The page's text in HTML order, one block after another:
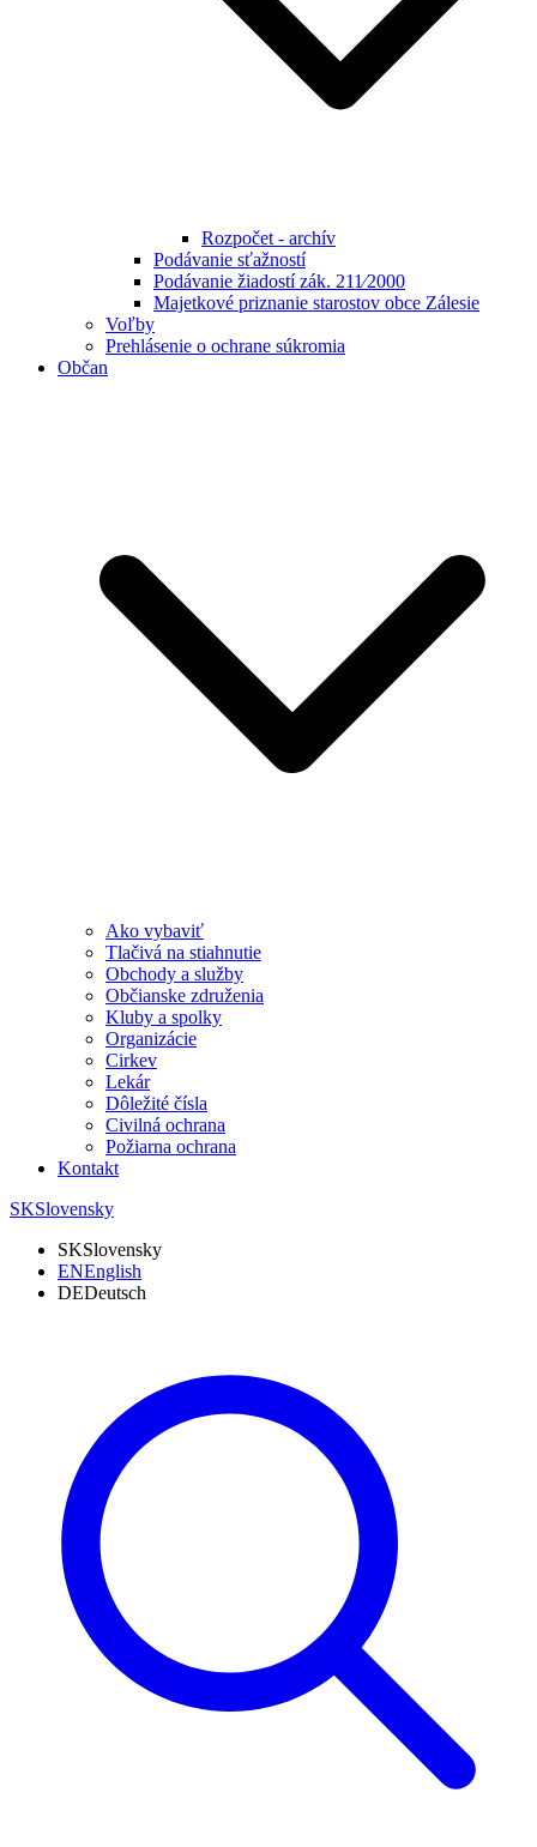
Rozpočet - archív
Podávanie sťažností
Podávanie žiadostí zák. 211⁄2000
Majetkové priznanie starostov obce Zálesie
Voľby
Prehlásenie o ochrane súkromia
Občan
Ako vybaviť
Tlačivá na stiahnutie
Obchody a služby
Občianske združenia
Kluby a spolky
Organizácie
Cirkev
Lekár
Dôležité čísla
Civilná ochrana
Požiarna ochrana
Kontakt
SKSlovensky
SKSlovensky
ENEnglish
DEDeutsch